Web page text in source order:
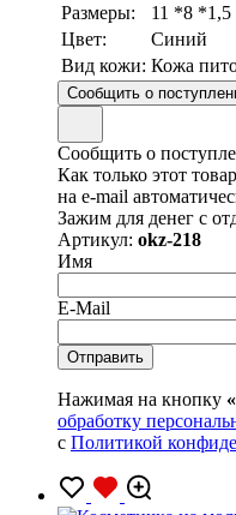
Размеры:
11 *8
Цвет:
Синий
Вид кожи: Кожа
Сообщить о
Сообщить о
Как только этот
на e-mail
Зажим для денег с
Артикул: okz-218
Имя
E-Mail
Нажимая на кнопку
обработку
с Политикой